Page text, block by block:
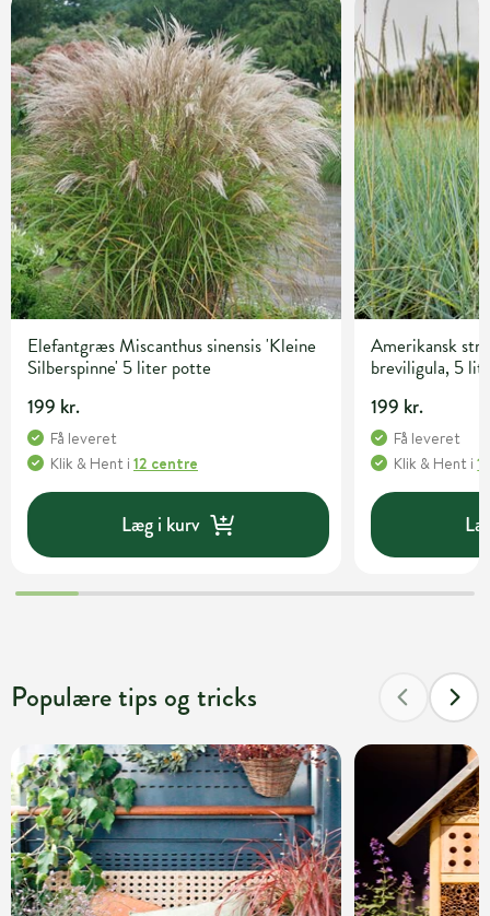
Elefantgræs Miscanthus sinensis 'Kleine
Silberspinne' 5 liter potte
199 kr.
Få leveret
Klik & Hent i 12 centre
Læg i kurv
Amerikansk
breviligula, 5
199 kr.
Få leveret
Klik & Hent i
Populære tips og tricks